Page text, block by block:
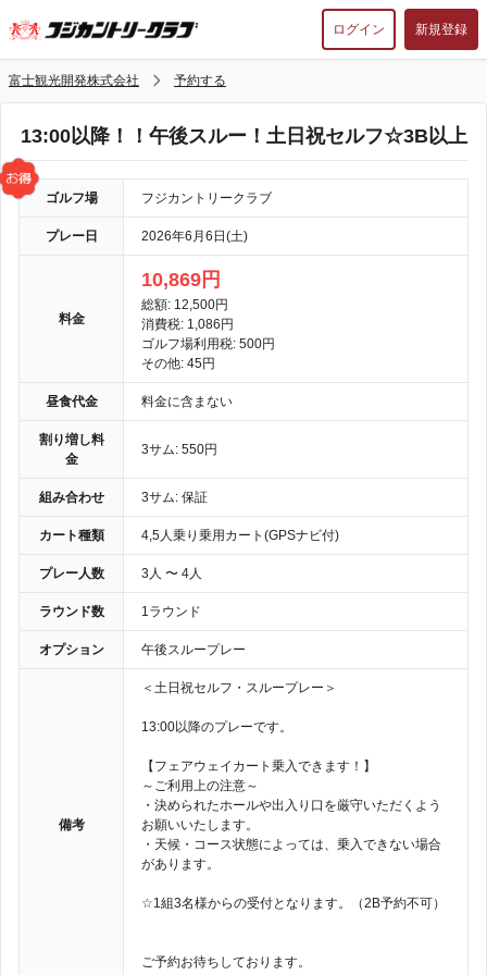
ログイン 新規登録
富士観光開発株式会社 予約する
13:00以降！！午後スルー！土日祝セルフ☆3B以上
ゴルフ場 フジカントリークラブ
プレー日 2026年6月6日(土)
料金
10,869円
総額: 12,500円
消費税: 1,086円
ゴルフ場利用税: 500円
その他: 45円
昼食代金 料金に含まない
割り増し料
金
3サム: 550円
組み合わせ 3サム: 保証
カート種類 4,5人乗り乗用カート(GPSナビ付)
プレー人数 3人 〜 4人
ラウンド数 1ラウンド
オプション 午後スループレー
備考
＜土日祝セルフ・スループレー＞
13:00以降のプレーです。
【フェアウェイカート乗入できます！】
～ご利用上の注意～
・決められたホールや出入り口を厳守いただくよう
お願いいたします。
・天候・コース状態によっては、乗入できない場合
があります。
☆1組3名様からの受付となります。（2B予約不可）
ご予約お待ちしております。